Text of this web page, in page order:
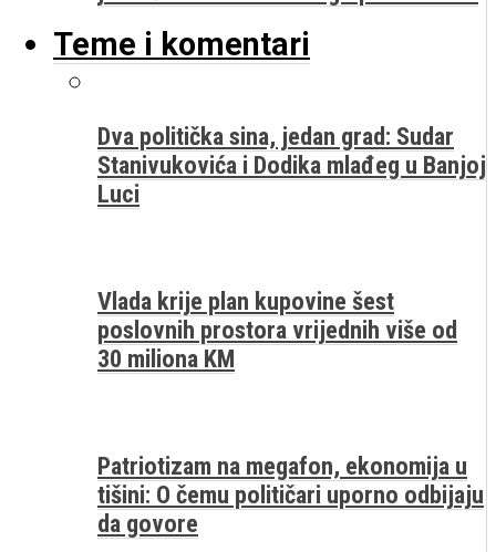
Teme i komentari
Dva politička sina, jedan grad: Sudar
Stanivukovića i Dodika mlađeg u Banjoj
Luci
Vlada krije plan kupovine šest
poslovnih prostora vrijednih više od
30 miliona KM
Patriotizam na megafon, ekonomija u
tišini: O čemu političari uporno odbijaju
da govore